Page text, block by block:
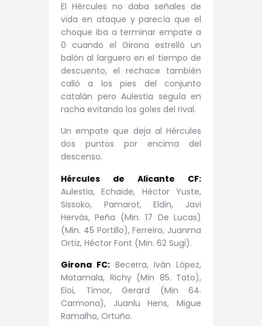
El Hércules no daba señales de
vida en ataque y parecía que el
choque iba a terminar empate a
0 cuando el Girona estrelló un
balón al larguero en el tiempo de
descuento, el rechace también
calló a los pies del conjunto
catalán pero Aulestia seguía en
racha evitando los goles del rival.
Un empate que deja al Hércules
dos puntos por encima del
descenso.
Hércules de Alicante CF:
Aulestia, Echaide, Héctor Yuste,
Sissoko, Pamarot, Eldin, Javi
Hervás, Peña (Min. 17 De Lucas)
(Min. 45 Portillo), Ferreiro, Juanma
Ortiz, Héctor Font (Min. 62 Sugi).
Girona FC: Becerra, Iván López,
Matamala, Richy (Min 85. Tato),
Eloi, Timor, Gerard (Min 64.
Carmona), Juanlu Hens, Migue
Ramalho, Ortuño.